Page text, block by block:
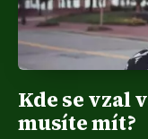
Kde se vzal
musíte mít?